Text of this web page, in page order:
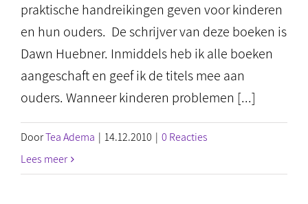
praktische handreikingen geven voor kinderen
en hun ouders. De schrijver van deze boeken is
Dawn Huebner. Inmiddels heb ik alle boeken
aangeschaft en geef ik de titels mee aan
ouders. Wanneer kinderen problemen [...]
DoorTea Adema | 14.12.2010 | 0 Reacties
Lees meer